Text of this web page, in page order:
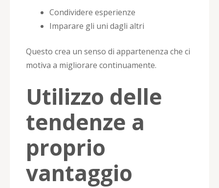
Condividere esperienze
Imparare gli uni dagli altri
Questo crea un senso di appartenenza che ci
motiva a migliorare continuamente.
Utilizzo delle
tendenze a
proprio
vantaggio